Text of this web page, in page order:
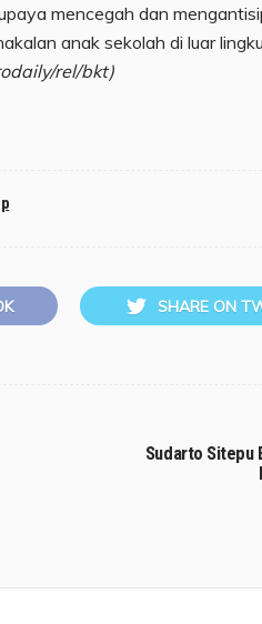
mencegah dan
anak sekolah di luar
rel/bkt)
SHARE ON
Sudarto Sitepu